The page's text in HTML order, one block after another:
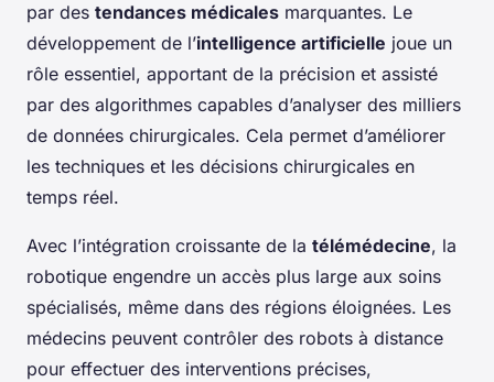
par des tendances médicales marquantes. Le
développement de l’intelligence artificielle joue un
rôle essentiel, apportant de la précision et assisté
par des algorithmes capables d’analyser des milliers
de données chirurgicales. Cela permet d’améliorer
les techniques et les décisions chirurgicales en
temps réel.
Avec l’intégration croissante de la télémédecine, la
robotique engendre un accès plus large aux soins
spécialisés, même dans des régions éloignées. Les
médecins peuvent contrôler des robots à distance
pour effectuer des interventions précises,